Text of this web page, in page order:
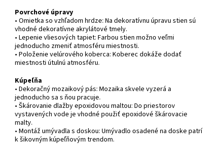
Povrchové úpravy
• Omietka so vzhľadom hrdze: Na dekoratívnu úpravu stien sú
vhodné dekoratívne akrylátové tmely.
• Lepenie vliesových tapiet: Farbou stien možno veľmi
jednoducho zmeniť atmosféru miestnosti.
• Položenie velúrového koberca: Koberec dokáže dodať
miestnosti útulnú atmosféru.
Kúpeľňa
• Dekoračný mozaikový pás: Mozaika skvele vyzerá a
jednoducho sa s ňou pracuje.
• Škárovanie dlažby epoxidovou maltou: Do priestorov
vystavených vode je vhodné použiť epoxidové škárovacie
malty.
• Montáž umývadla s doskou: Umývadlo osadené na doske patrí
k šikovným kúpeľňovým trendom.